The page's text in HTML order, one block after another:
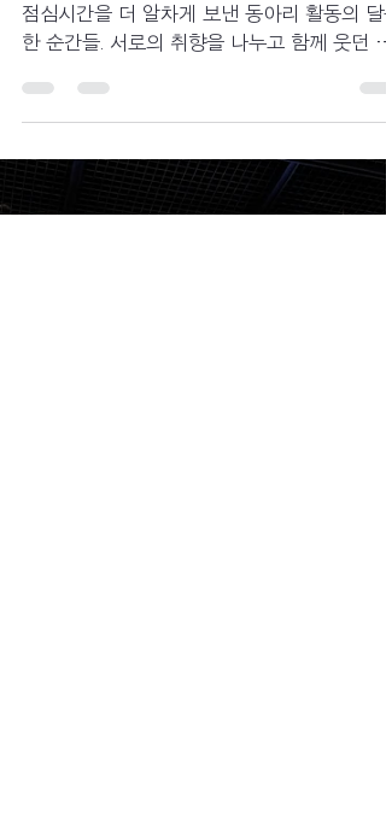
선진요양원
4월 15일
3분 분량
선진요양원 디저트 탐구
사내 동아리 : '달콤함'으로